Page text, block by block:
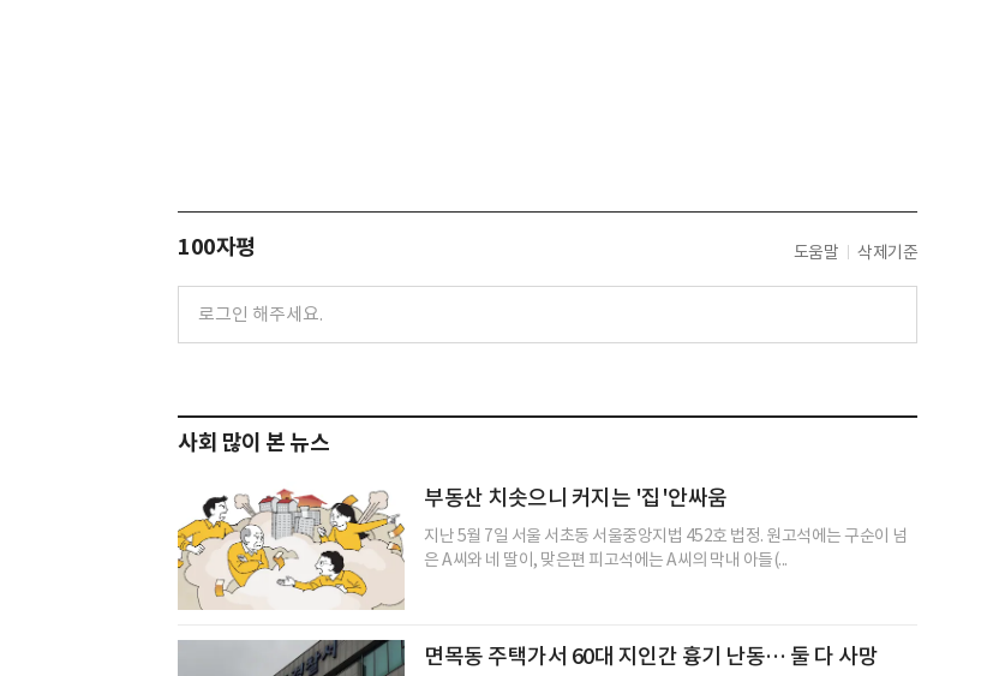
100자평 도움말 삭제기준
사회 많이 본 뉴스
부동산 치솟으니 커지는 '집'안싸움
지난 5월 7일 서울 서초동 서울중앙지법 452호 법정. 원고석에는 구순이 넘
은 A씨와 네 딸이, 맞은편 피고석에는 A씨의 막내 아들(...
면목동 주택가서 60대 지인간 흉기 난동… 둘 다 사망